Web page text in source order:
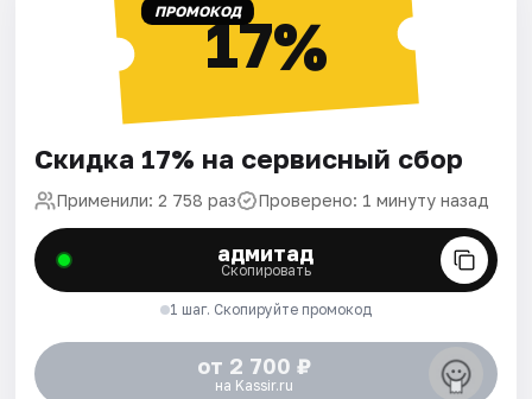
ПРОМОКОД17%
Скидка 17% на сервисный сбор
Применили: 2 758 раз Проверено: 1 минуту назад
адмитад
Скопировать
1 шаг. Скопируйте промокод
от 2 700 ₽
на Kassir.ru